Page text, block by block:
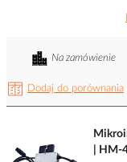
Dodaj do porównania
Na zamówienie
|